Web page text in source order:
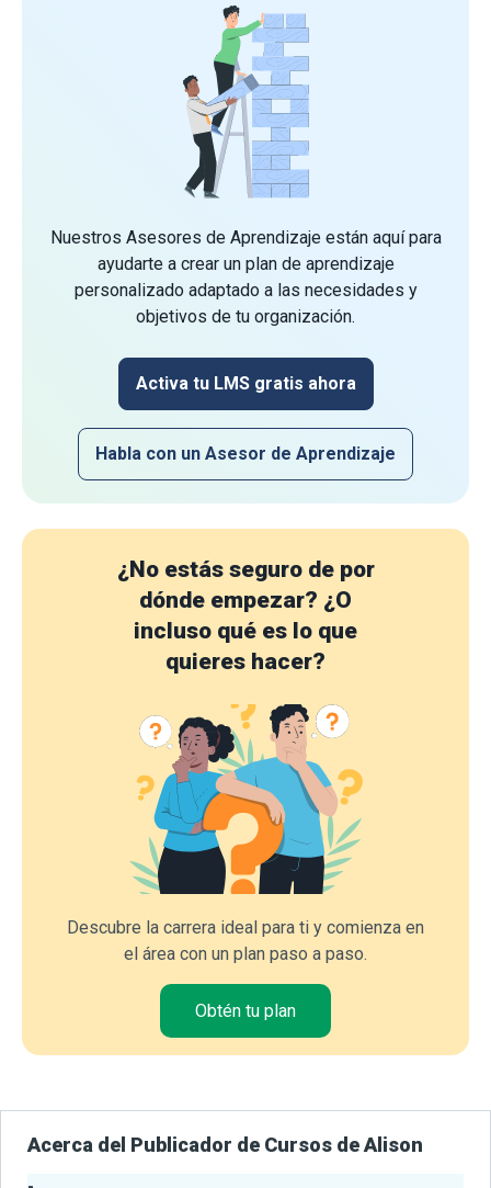
Nuestros Asesores de Aprendizaje están aquí para
ayudarte a crear un plan de aprendizaje
personalizado adaptado a las necesidades y
objetivos de tu organización.
Activa tu LMS gratis ahora
Habla con un Asesor de Aprendizaje
¿No estás seguro de por
dónde empezar? ¿O
incluso qué es lo que
quieres hacer?
Descubre la carrera ideal para ti y comienza en
el área con un plan paso a paso.
Obtén tu plan
Acerca del Publicador de Cursos de Alison